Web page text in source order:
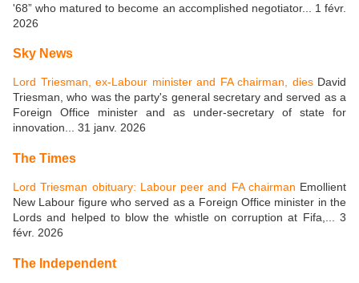
'68” who matured to become an accomplished negotiator... 1 févr.
2026
Sky News
Lord Triesman, ex-Labour minister and FA chairman, diesDavid
Triesman, who was the party's general secretary and served as a
Foreign Office minister and as under-secretary of state for
innovation... 31 janv. 2026
The Times
Lord Triesman obituary: Labour peer and FA chairman Emollient
New Labour figure who served as a Foreign Office minister in the
Lords and helped to blow the whistle on corruption at Fifa,... 3
févr. 2026
The Independent